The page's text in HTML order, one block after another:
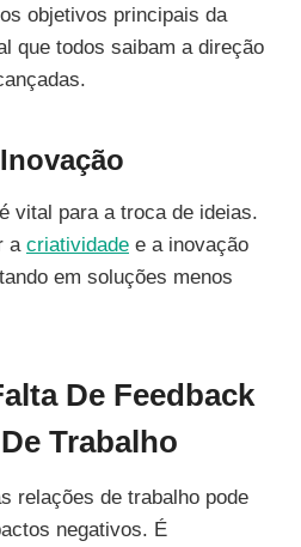
objetivos principais da
que todos saibam a direção
vital para a troca de ideias.
a criatividade e a inovação
em soluções menos
De Feedback
Trabalho
relações de trabalho pode
negativos. É